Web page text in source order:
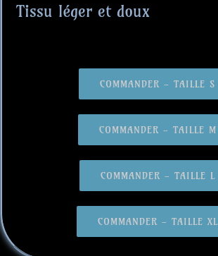
Tissu léger et doux
COMMANDER - TAILLE S
COMMANDER - TAILLE M
COMMANDER - TAILLE L
COMMANDER - TAILLE XL